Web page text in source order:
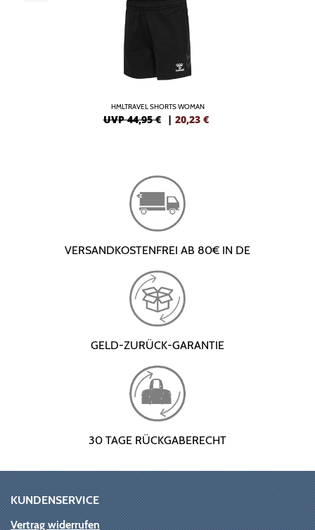
HMLTRAVEL SHORTS WOMAN
UVP 44,95 € | 20,23 €
VERSANDKOSTENFREI AB 80€ IN DE
GELD-ZURÜCK-GARANTIE
30 TAGE RÜCKGABERECHT
KUNDENSERVICE
Vertrag widerrufen